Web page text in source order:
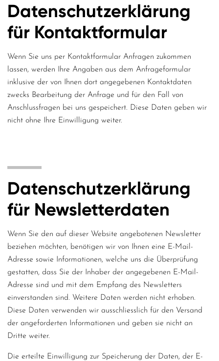
Datenschutzerklärung
für Kontaktformular
Wenn Sie uns per Kontaktformular Anfragen zukommen
lassen, werden Ihre Angaben aus dem Anfrageformular
inklusive der von Ihnen dort angegebenen Kontaktdaten
zwecks Bearbeitung der Anfrage und für den Fall von
Anschlussfragen bei uns gespeichert. Diese Daten geben wir
nicht ohne Ihre Einwilligung weiter.
Datenschutzerklärung
für Newsletterdaten
Wenn Sie den auf dieser Website angebotenen Newsletter
beziehen möchten, benötigen wir von Ihnen eine E-Mail-
Adresse sowie Informationen, welche uns die Überprüfung
gestatten, dass Sie der Inhaber der angegebenen E-Mail-
Adresse sind und mit dem Empfang des Newsletters
einverstanden sind. Weitere Daten werden nicht erhoben.
Diese Daten verwenden wir ausschliesslich für den Versand
der angeforderten Informationen und geben sie nicht an
Dritte weiter.
Die erteilte Einwilligung zur Speicherung der Daten, der E-